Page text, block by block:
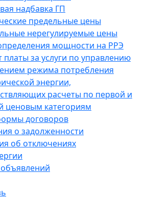
надбавка ГП
предельные цены
нерегулируемые цены
мощности на РРЭ
платы за услуги по управлению
режима потребления
энергии,
расчеты по первой и
ценовым категориям
договоров
о задолженности
об отключениях